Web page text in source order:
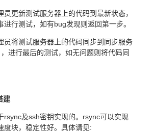
员更新测试服务器上的代码到最新状态，
进行测试，如有bug发现则返回第一步。
员将测试服务器上的代码同步到同步服务
进行最后的测试，如无问题则将代码同
建
rsync及ssh密钥实现的。rsync可以实现
度块，稳定性好。具体请见: